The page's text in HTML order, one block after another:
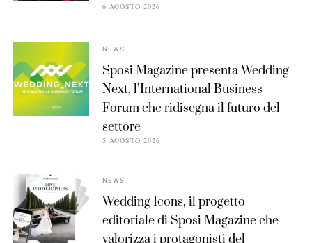
6 AGOSTO 2026
NEWS
Sposi Magazine presenta Wedding
Next, l’International Business
Forum che ridisegna il futuro del
settore
5 AGOSTO 2026
NEWS
Wedding Icons, il progetto
editoriale di Sposi Magazine che
valorizza i protagonisti del